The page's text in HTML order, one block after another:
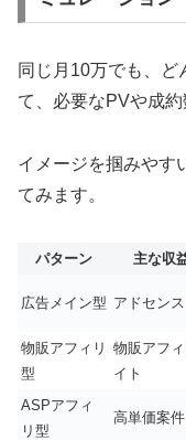
同じ月10万でも、ど
て、必要なPVや成約
イメージを掴みやす
てみます。
パターン 主な収
広告メイン型 アドセンス
物販アフィリ
型
物販アフ
イト
ASPアフィ
リ型
高単価案件